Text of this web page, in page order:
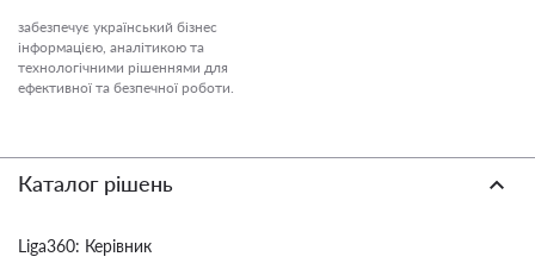
забезпечує український бізнес
інформацією, аналітикою та
технологічними рішеннями для
ефективної та безпечної роботи.
Каталог рішень
Liga360: Керівник